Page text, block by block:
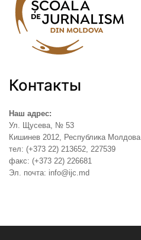
Контакты
Наш адрес:
Ул. Щусева, № 53
Кишинев 2012, Республика Молдова
тел: (+373 22) 213652, 227539
факс: (+373 22) 226681
Эл. почта: info@ijc.md